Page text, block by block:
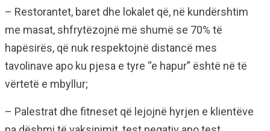
– Restorantet, baret dhe lokalet që, në kundërshtim
me masat, shfrytëzojnë më shumë se 70% të
hapësirës, që nuk respektojnë distancë mes
tavolinave apo ku pjesa e tyre “e hapur” është në të
vërtetë e mbyllur;
– Palestrat dhe fitneset që lejojnë hyrjen e klientëve